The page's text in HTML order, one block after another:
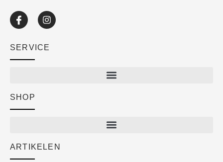
SERVICE
SHOP
ARTIKELEN